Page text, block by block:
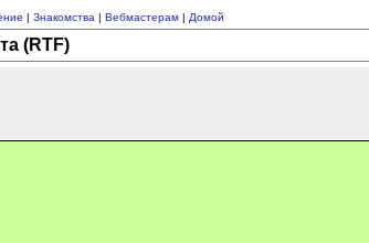
| Знакомства | Вебмастерам| Домой
(RTF)